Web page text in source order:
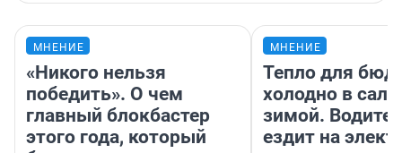
МНЕНИЕ
«Никого нельзя
победить». О чем
главный блокбастер
этого года, который
МНЕНИЕ
Тепло для
холодно в
зимой.
ездит на